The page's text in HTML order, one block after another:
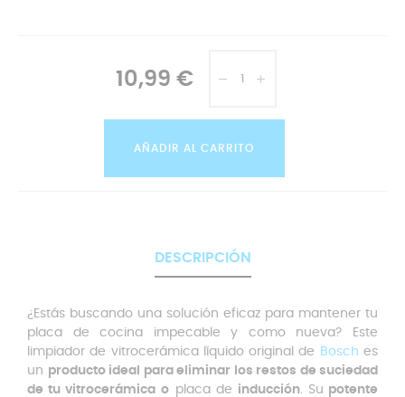
10,99 €
AÑADIR AL CARRITO
DESCRIPCIÓN
¿Estás buscando una solución eficaz para mantener tu
placa de cocina impecable y como nueva? Este
limpiador de vitrocerámica líquido original de
Bosches
un producto ideal para eliminar los restos de suciedad
de tu vitrocerámica o placa de inducción. Su potente